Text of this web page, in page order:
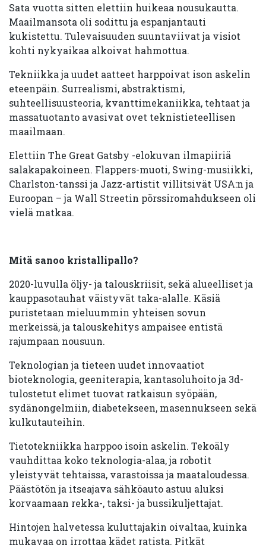
Sata vuotta sitten elettiin huikeaa nousukautta.
Maailmansota oli sodittu ja espanjantauti
kukistettu. Tulevaisuuden suuntaviivat ja visiot
kohti nykyaikaa alkoivat hahmottua.
Tekniikka ja uudet aatteet harppoivat ison askelin
eteenpäin. Surrealismi, abstraktismi,
suhteellisuusteoria, kvanttimekaniikka, tehtaat ja
massatuotanto avasivat ovet teknistieteellisen
maailmaan.
Elettiin The Great Gatsby -elokuvan ilmapiiriä
salakapakoineen. Flappers-muoti, Swing-musiikki,
Charlston-tanssi ja Jazz-artistit villitsivät USA:n ja
Euroopan – ja Wall Streetin pörssiromahdukseen oli
vielä matkaa.
Mitä sanoo kristallipallo?
2020-luvulla öljy- ja talouskriisit, sekä alueelliset ja
kauppasotauhat väistyvät taka-alalle. Käsiä
puristetaan mieluummin yhteisen sovun
merkeissä, ja talouskehitys ampaisee entistä
rajumpaan nousuun.
Teknologian ja tieteen uudet innovaatiot
bioteknologia, geeniterapia, kantasoluhoito ja 3d-
tulostetut elimet tuovat ratkaisun syöpään,
sydänongelmiin, diabetekseen, masennukseen sekä
kulkutauteihin.
Tietotekniikka harppoo isoin askelin. Tekoäly
vauhdittaa koko teknologia-alaa, ja robotit
yleistyvät tehtaissa, varastoissa ja maataloudessa.
Päästötön ja itseajava sähköauto astuu aluksi
korvaamaan rekka-, taksi- ja bussikuljettajat.
Hintojen halvetessa kuluttajakin oivaltaa, kuinka
mukavaa on irrottaa kädet ratista. Pitkät